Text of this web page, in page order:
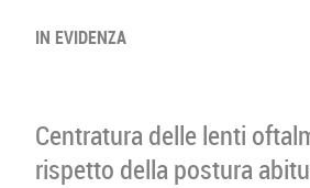
IN EVIDENZA
Centratura delle lenti
rispetto della postura